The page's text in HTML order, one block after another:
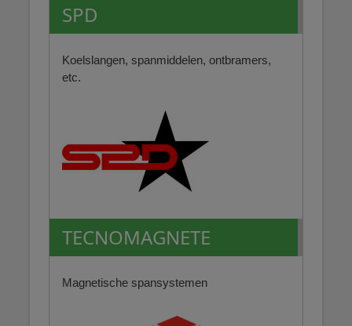
SPD
Koelslangen, spanmiddelen, ontbramers,
etc.
TECNOMAGNETE
Magnetische spansystemen